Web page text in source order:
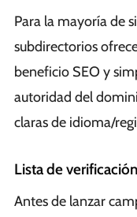
Para la mayoría de
subdirectorios
beneficio SEO y
autoridad del
claras de idioma/
Lista de
Antes de lanzar